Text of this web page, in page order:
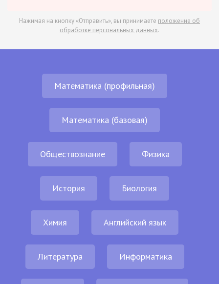
Нажимая на кнопку «Отправить», вы принимаете положение об
обработке персональных данных.
Математика (профильная)
Математика (базовая)
Обществознание Физика
История Биология
Химия Английский язык
Литература Информатика